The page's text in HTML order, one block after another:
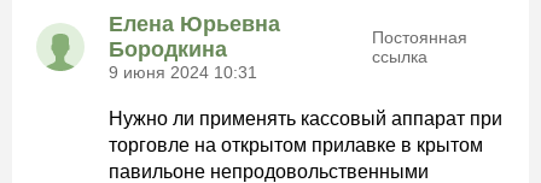
Елена Юрьевна
Бородкина
9 июня 2024 10:31
Постоянная
ссылка
Нужно ли применять кассовый аппарат при
торговле на открытом прилавке в крытом
павильоне непродовольственными